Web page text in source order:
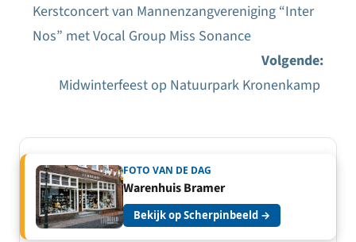
Bericht
Kerstconcert van Mannenzangvereniging “Inter
Nos” met Vocal Group Miss Sonance
Volgende:
Midwinterfeest op Natuurpark Kronenkamp
FOTO VAN DE DAG
Warenhuis Bramer
Bekijk op Scherpinbeeld →